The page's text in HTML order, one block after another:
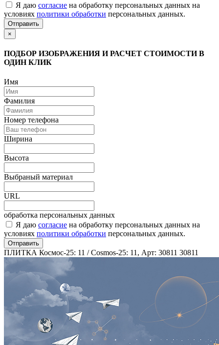
Я даю согласие на обработку персональных данных на
условиях политики обработки персональных данных.
Отправить
×
ПОДБОР ИЗОБРАЖЕНИЯ И РАСЧЕТ СТОИМОСТИ В
ОДИН КЛИК
Имя
Фамилия
Номер телефона
Ширина
Высота
Выбраный материал
URL
обработка персональных данных
Я даю согласие на обработку персональных данных на
условиях политики обработки персональных данных.
Отправить
ПЛИТКА Космос-25: 11 / Cosmos-25: 11, Арт: 30811 30811